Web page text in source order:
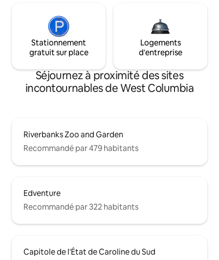
Stationnement
gratuit sur place
Logements
d'entreprise
Séjournez à proximité des sites
incontournables de West Columbia
Riverbanks Zoo and Garden
Recommandé par 479 habitants
Edventure
Recommandé par 322 habitants
Capitole de l'État de Caroline du Sud